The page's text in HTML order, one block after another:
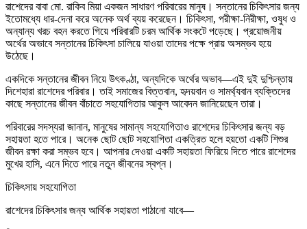
রাশেদের বাবা মো. রাকিব মিয়া একজন সাধারণ পরিবারের মানুষ। সন্তানের চিকিৎসার জন্য
ইতোমধ্যে ধার-দেনা করে অনেক অর্থ ব্যয় করেছেন। চিকিৎসা, পরীক্ষা-নিরীক্ষা, ওষুধ ও
অন্যান্য খরচ বহন করতে গিয়ে পরিবারটি চরম আর্থিক সংকটে পড়েছে। প্রয়োজনীয়
অর্থের অভাবে সন্তানের চিকিৎসা চালিয়ে যাওয়া তাদের পক্ষে প্রায় অসম্ভব হয়ে
উঠেছে।
একদিকে সন্তানের জীবন নিয়ে উৎকণ্ঠা, অন্যদিকে অর্থের অভাব—এই দুই দুশ্চিন্তায়
দিশেহারা রাশেদের পরিবার। তাই সমাজের বিত্তবান, হৃদয়বান ও সামর্থ্যবান ব্যক্তিদের
কাছে সন্তানের জীবন বাঁচাতে সহযোগিতার আকুল আবেদন জানিয়েছেন তারা।
পরিবারের সদস্যরা জানান, মানুষের সামান্য সহযোগিতাও রাশেদের চিকিৎসার জন্য বড়
সহায়তা হতে পারে। অনেক ছোট ছোট সহযোগিতা একত্রিত হলে হয়তো একটি শিশুর
জীবন রক্ষা করা সম্ভব হবে। আপনার দেওয়া একটি সহায়তা ফিরিয়ে দিতে পারে রাশেদের
মুখের হাসি, এনে দিতে পারে নতুন জীবনের স্বপ্ন।
চিকিৎসায় সহযোগিতা
রাশেদের চিকিৎসার জন্য আর্থিক সহায়তা পাঠানো যাবে—